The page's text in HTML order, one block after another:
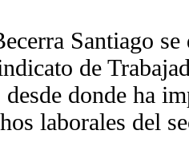
Santiago
de
donde ha
laborales del